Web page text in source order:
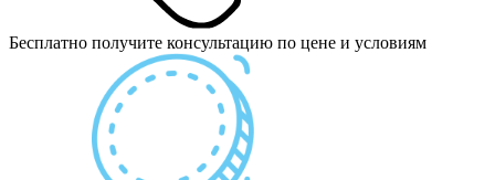
Бесплатно получите консультацию по цене и условиям